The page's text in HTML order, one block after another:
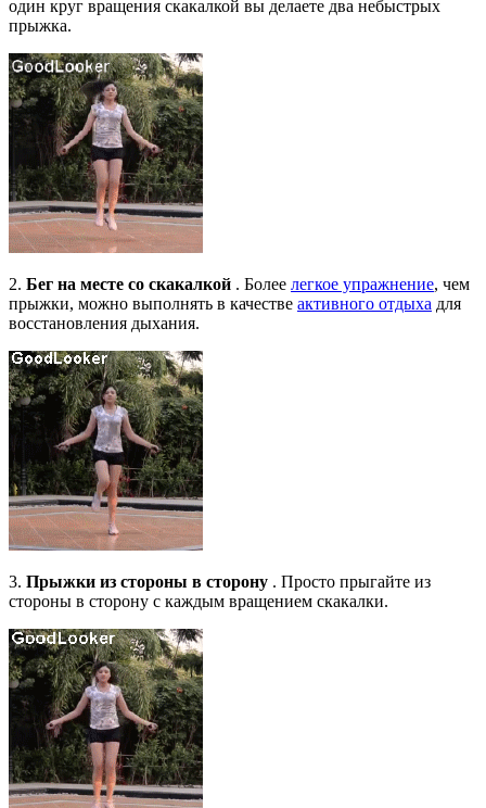
один круг вращения скакалкой вы делаете два небыстрых
прыжка.
2. Бег на месте со скакалкой . Более легкое упражнение, чем
прыжки, можно выполнять в качестве активного отдыха для
восстановления дыхания.
3. Прыжки из стороны в сторону . Просто прыгайте из
стороны в сторону с каждым вращением скакалки.